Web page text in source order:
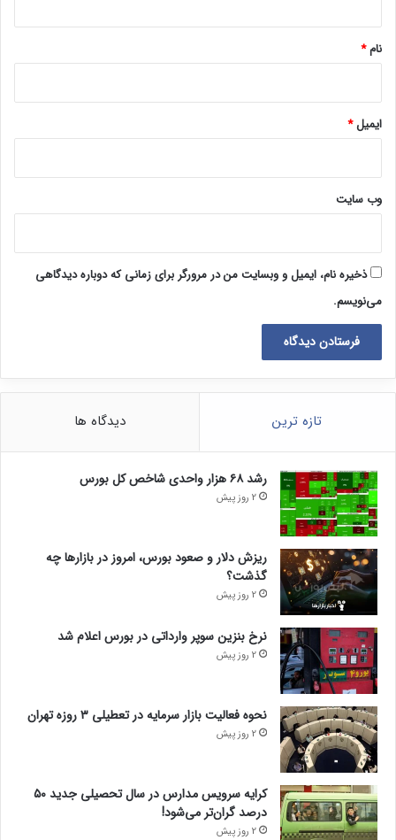
نام*
ایمیل*
وب‌ سایت
ذخیره نام، ایمیل و وبسایت من در مرورگر برای زمانی که دوباره دیدگاهی
می‌نویسم.
تازه ترین دیدگاه ها
رشد ۶۸ هزار واحدی شاخص کل بورس
2 روز پیش
ریزش دلار و صعود بورس، امروز در بازارها چه
گذشت؟
2 روز پیش
نرخ بنزین سوپر وارداتی در بورس اعلام شد
2 روز پیش
نحوه فعالیت بازار سرمایه در تعطیلی ۳ روزه تهران
2 روز پیش
کرایه سرویس مدارس در سال تحصیلی جدید ۵۰
درصد گران‌تر می‌شود!
2 روز پیش